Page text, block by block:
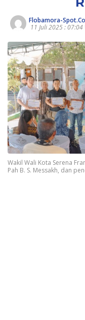
Flobamora-
11 Juli 2025 : 07:04
Wakil Wali Kota Serena
Pah B. S. Messakh, dan